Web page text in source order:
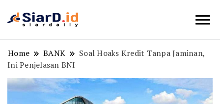
Home BANK
Soal Hoaks Kredit Tanpa Jaminan,
Ini Penjelasan BNI